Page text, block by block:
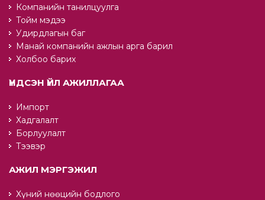
Компанийн танилцуулга
Тойм мэдээ
Удирдлагын баг
Манай компанийн ажлын арга барил
Холбоо барих
ҮНДСЭН ҮЙЛ АЖИЛЛАГАА
Импорт
Хадгалалт
Борлуулалт
Тээвэр
АЖИЛ МЭРГЭЖИЛ
Хүний нөөцийн бодлого